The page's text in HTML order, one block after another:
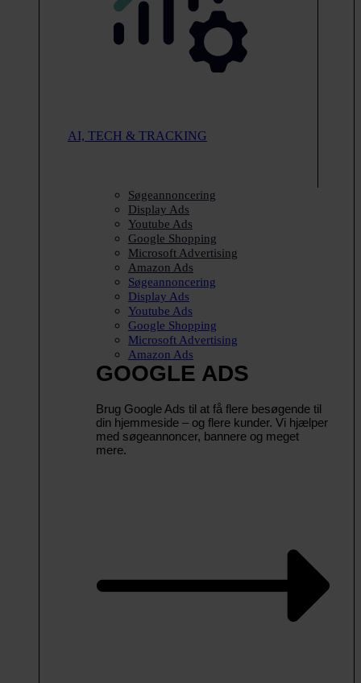
AI, TECH & TRACKING
Søgeannoncering
Display Ads
Youtube Ads
Google Shopping
Microsoft Advertising
Amazon Ads
Søgeannoncering
Display Ads
Youtube Ads
Google Shopping
Microsoft Advertising
Amazon Ads
GOOGLE ADS
Brug Google Ads til at få flere besøgende til
din hjemmeside – og flere kunder. Vi hjælper
med søgeannoncer, bannere og meget
mere.